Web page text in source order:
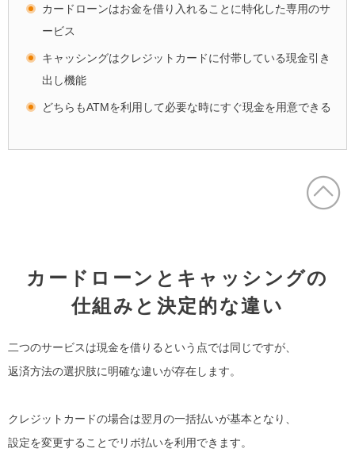
カードローンはお金を借り入れることに特化した専用のサ
ービス
キャッシングはクレジットカードに付帯している現金引き
出し機能
どちらもATMを利用して必要な時にすぐ現金を用意できる
カードローンとキャッシングの
仕組みと決定的な違い
二つのサービスは現金を借りるという点では同じですが、
返済方法の選択肢に明確な違いが存在します。
クレジットカードの場合は翌月の一括払いが基本となり、
設定を変更することでリボ払いを利用できます。